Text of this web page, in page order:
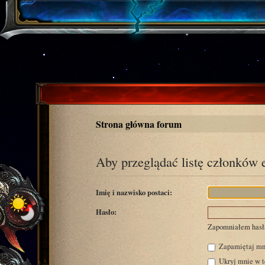
Strona główna forum
Aby przeglądać listę członków
Imię i nazwisko postaci:
Hasło:
Zapomniałem
Zapamiętaj
Ukryj mnie w